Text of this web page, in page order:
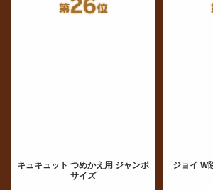
キュキュット つめかえ用 ジャンボ
サイズ
ジョイ W